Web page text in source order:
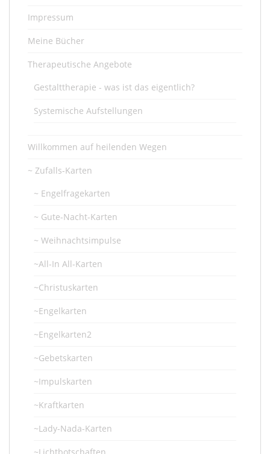
Impressum
Meine Bücher
Therapeutische Angebote
Gestalttherapie - was ist das eigentlich?
Systemische Aufstellungen
Willkommen auf heilenden Wegen
~ Zufalls-Karten
~ Engelfragekarten
~ Gute-Nacht-Karten
~ Weihnachtsimpulse
~All-In All-Karten
~Christuskarten
~Engelkarten
~Engelkarten2
~Gebetskarten
~Impulskarten
~Kraftkarten
~Lady-Nada-Karten
~Lichtbotschaften